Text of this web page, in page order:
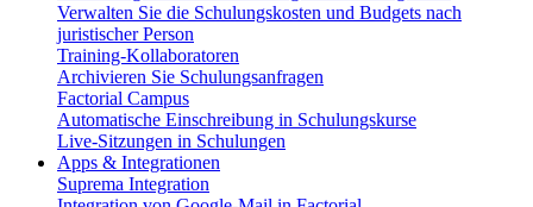
Verwalten Sie die Schulungskosten und Budgets nach
juristischer Person
Training-Kollaboratoren
Archivieren Sie Schulungsanfragen
Factorial Campus
Automatische Einschreibung in Schulungskurse
Live-Sitzungen in Schulungen
Apps & Integrationen
Suprema Integration